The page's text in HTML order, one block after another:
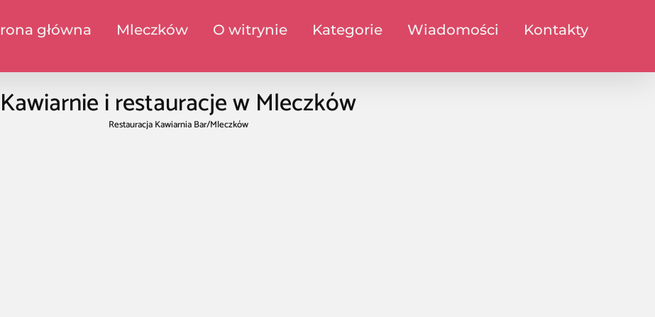
główna Mleczków O witrynie Kategorie Wiadomości Kontakty
Kawiarnie i restauracje w Mleczków
Restauracja Kawiarnia Bar/Mleczków